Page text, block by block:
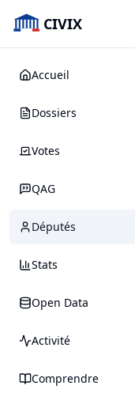
CIVIX
Accueil
Dossiers
Votes
QAG
Députés
Stats
Open Data
Activité
Comprendre